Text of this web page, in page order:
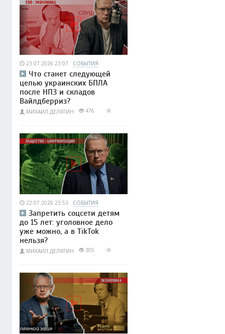
23.07.2026 23:07 СОБЫТИЯ
Что станет следующей
целью украинских БПЛА
после НПЗ и складов
Вайлдберриз?
МИХАИЛ ДЕЛЯГИН 476
22.07.2026 23:53 СОБЫТИЯ
Запретить соцсети детям
до 15 лет: уголовное дело
уже можно, а в TikTok
нельзя?
МИХАИЛ ДЕЛЯГИН 305